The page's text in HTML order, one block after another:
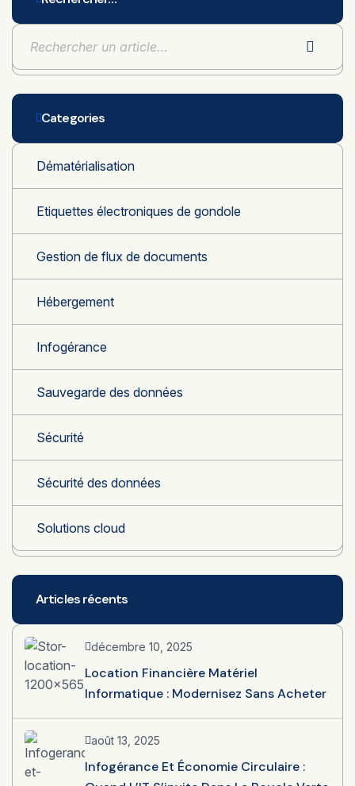
Categories
Dématérialisation
Etiquettes électroniques de gondole
Gestion de flux de documents
Hébergement
Infogérance
Sauvegarde des données
Sécurité
Sécurité des données
Solutions cloud
Articles récents
décembre 10, 2025
Location Financière Matériel
Informatique : Modernisez Sans Acheter
août 13, 2025
Infogérance Et Économie Circulaire :